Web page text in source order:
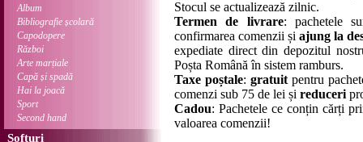
Album
Bibliografie școlară
Capodopere
Război
Arte marțiale
Capă și spadă
Hai la joacă
Sport
Second hand
Softuri
Stocul se actualizează zilnic.
Termen de livrare: pachetele
confirmarea comenzii șiajung la
expediate direct din depozitul
Poșta Română în sistem ramburs.
Taxe poștale: gratuitpentru
comenzi sub 75 de lei și reduceri
Cadou: Pachetele ce conțin cărți
valoarea comenzii!